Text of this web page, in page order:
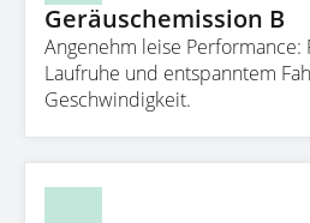
Geräuschemission B
Angenehm leise
Laufruhe und entspanntem
Geschwindigkeit.